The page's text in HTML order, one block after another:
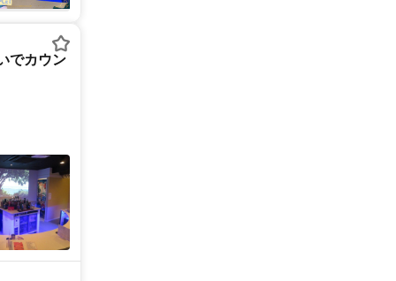
でカウン